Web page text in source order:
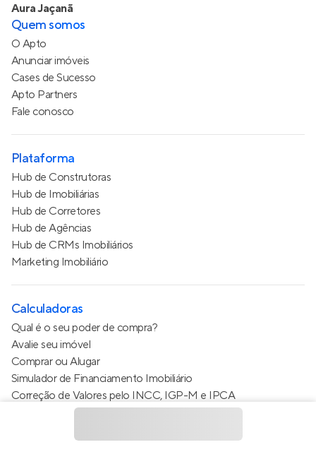
Aura Jaçanã
Quem somos
O Apto
Anunciar imóveis
Cases de Sucesso
Apto Partners
Fale conosco
Plataforma
Hub de Construtoras
Hub de Imobiliárias
Hub de Corretores
Hub de Agências
Hub de CRMs Imobiliários
Marketing Imobiliário
Calculadoras
Qual é o seu poder de compra?
Avalie seu imóvel
Comprar ou Alugar
Simulador de Financiamento Imobiliário
Correção de Valores pelo INCC, IGP-M e IPCA
Estimativa de valor do condomínio